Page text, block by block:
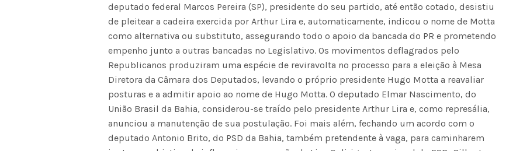
deputado federal Marcos Pereira (SP), presidente do seu partido, até então cotado, desistiu
de pleitear a cadeira exercida por Arthur Lira e, automaticamente, indicou o nome de Motta
como alternativa ou substituto, assegurando todo o apoio da bancada do PR e prometendo
empenho junto a outras bancadas no Legislativo. Os movimentos deflagrados pelo
Republicanos produziram uma espécie de reviravolta no processo para a eleição à Mesa
Diretora da Câmara dos Deputados, levando o próprio presidente Hugo Motta a reavaliar
posturas e a admitir apoio ao nome de Hugo Motta. O deputado Elmar Nascimento, do
União Brasil da Bahia, considerou-se traído pelo presidente Arthur Lira e, como represália,
anunciou a manutenção de sua postulação. Foi mais além, fechando um acordo com o
deputado Antonio Brito, do PSD da Bahia, também pretendente à vaga, para caminharem
Seinfra realiza serviços de tapa-
buraco em quase 50 bairros nesta
quinta-feira